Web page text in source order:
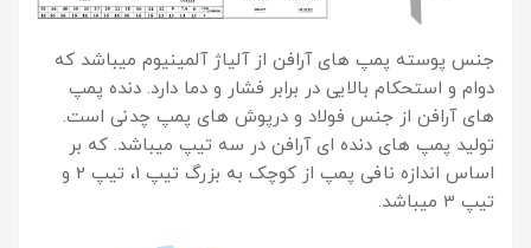
جنس پوسته پمپ های آرافن از آلیاژ آلمینیوم میباشد که
دوام و استحکام بالایی در برابر فشار و دما دارد. دنده پمپ
های آرافن از جنس فولاد و درپوش های پمپ چدنی است.
تولید پمپ های دنده ای آرافن در سه تیپ میباشد. که بر
اساس اندازه نافی پمپ از کوچک به بزرگ تیپ 1، تیپ 2 و
تیپ 3 میباشد.